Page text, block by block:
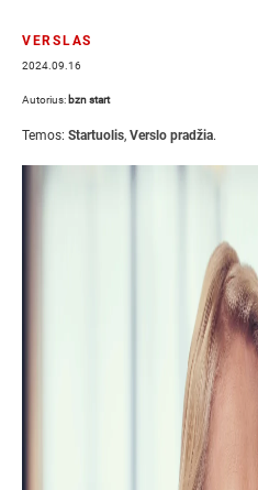
VERSLAS
2024.09.16
Autorius: bzn start
Temos: Startuolis, Verslo pradžia.